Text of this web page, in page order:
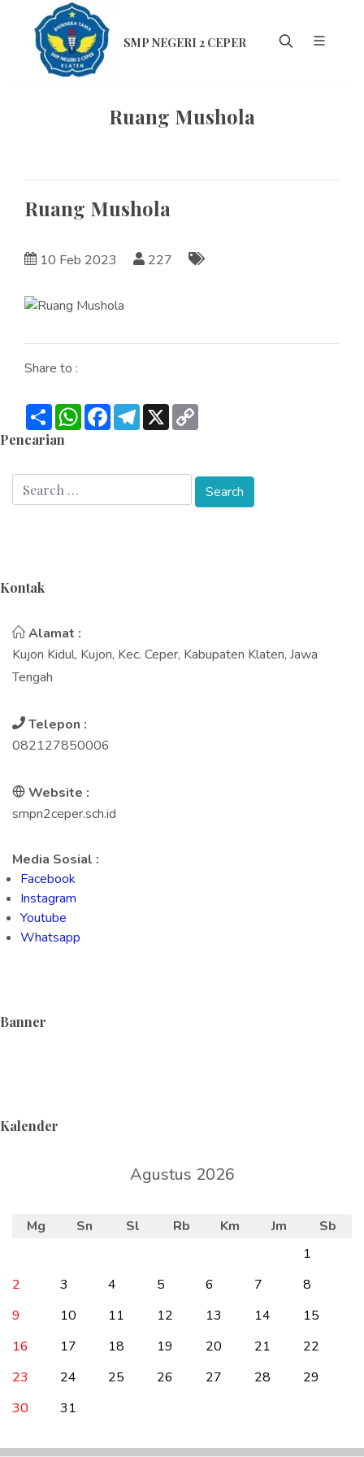
SMP NEGERI 2 CEPER
Ruang Mushola
Ruang Mushola
10 Feb 2023 227
Share to :
ShareWhatsApp
FacebookTelegram
X
Pencarian
Kontak
Alamat :
Kujon Kidul, Kujon, Kec. Ceper, Kabupaten Klaten, Jawa
Tengah
Telepon :
082127850006
Website :
smpn2ceper.sch.id
Media Sosial :
Facebook
Instagram
Youtube
Whatsapp
Banner
Kalender
Agustus 2026
Mg Sn Sl Rb Km Jm
Sb
1
2
3 4 5 6 7
8
9
10 11 12 13 14
15
16
17 18 19 20 21
22
23
24 25 26 27 28
29
30
31